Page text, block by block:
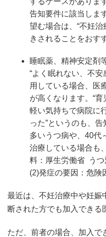
告知要件に該当しま
望む場合は、“不妊
きされることをおす
睡眠薬、精神安定剤
“よく眠れない、不安
用している場合、医
が高くなります。“育
軽い気持ちで病院に
った”というのも、
多いうつ病や、40代
治療している場合も
料：厚生労働省 うつ
(2)発症の要因：危険
最近は、不妊治療中や妊娠
断された方でも加入できる
ただ、前者の場合、加入で